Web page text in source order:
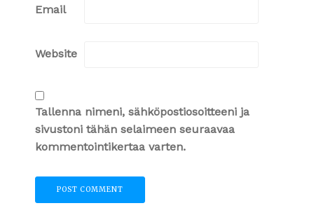
Email
Website
Tallenna nimeni, sähköpostiosoitteeni ja
sivustoni tähän selaimeen seuraavaa
kommentointikertaa varten.